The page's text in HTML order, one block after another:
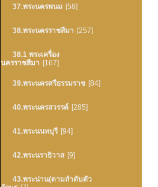
37.พระนครพนม [58]
38.พระนครราชสีมา [257]
38.1 พระเครื่อง
นครราชสีมา [167]
39.พระนครศรีธรรมราช [84]
40.พระนครสวรรค์ [285]
41.พระนนทบุรี [94]
42.พระนราธิวาส [9]
43.พระน่าน(ตามลำดับตัว